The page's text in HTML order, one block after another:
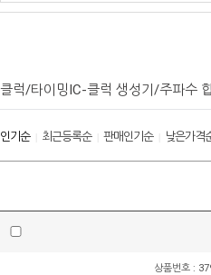
클럭/타이밍IC-클럭 생성기/주파수
인기순| 최근등록순| 판매인기순| 낮은가격
상품번호 :